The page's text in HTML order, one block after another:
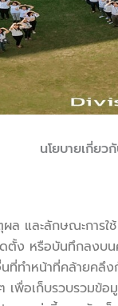
นโยบายเกี่ยว
ผล และลักษณะกา
หรือบันทึกลงบน
นที่ทำหน้าที่คล้ายคลึ
อเก็บรวบรวมข้อมู